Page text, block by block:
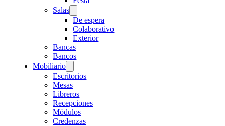
Salas
De espera
Colaborativo
Exterior
Bancas
Bancos
Mobiliario
Escritorios
Mesas
Libreros
Recepciones
Módulos
Credenzas